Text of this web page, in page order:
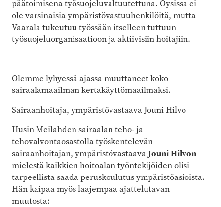
päätoimisena työsuojeluvaltuutettuna. Oysissa ei
ole varsinaisia ympäristövastuuhenkilöitä, mutta
Vaarala tukeutuu työssään itselleen tuttuun
työsuojeluorganisaatioon ja aktiivisiin hoitajiin.
Olemme lyhyessä ajassa muuttaneet koko
sairaalamaailman kertakäyttömaailmaksi.
Sairaanhoitaja, ympäristövastaava Jouni Hilvo
Husin Meilahden sairaalan teho- ja
tehovalvontaosastolla työskentelevän
sairaanhoitajan, ympäristövastaavaJouni Hilvon
mielestä kaikkien hoitoalan työntekijöiden olisi
tarpeellista saada peruskoulutus ympäristöasioista.
Hän kaipaa myös laajempaa ajattelutavan
muutosta: